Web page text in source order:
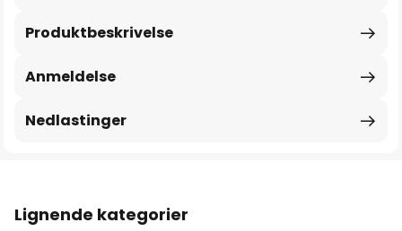
Produktbeskrivelse
Anmeldelse
Nedlastinger
Lignende kategorier